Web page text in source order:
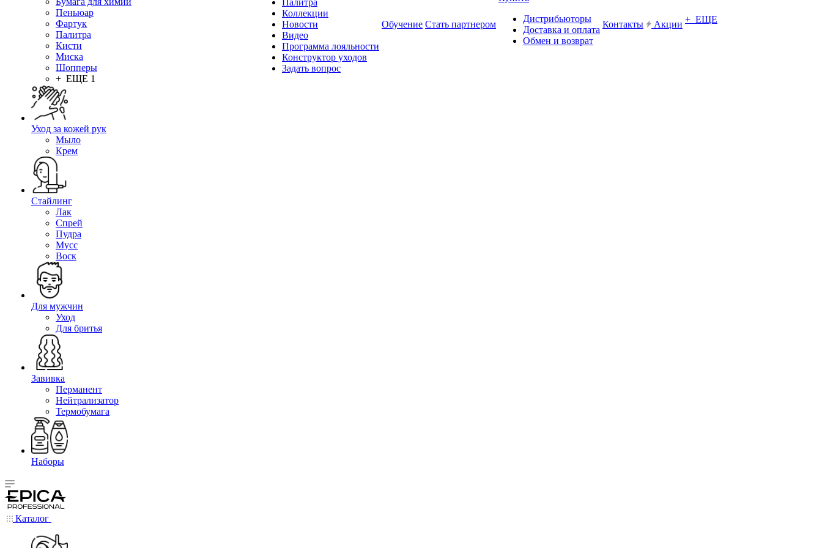
Пеньюар
Фартук
Палитра
Кисти
Миска
Шопперы
+ ЕЩЕ 1
Уход за кожей рук
Мыло
Крем
Стайлинг
Лак
Спрей
Пудра
Мусс
Воск
Для мужчин
Уход
Для бритья
Завивка
Перманент
Нейтрализатор
Термобумага
Наборы
Палитра
Коллекции
Новости
Видео
Программа лояльности
Конструктор уходов
Задать вопрос
Обучение Стать партнером
Дистрибьюторы
Доставка и оплата
Обмен и возврат
Контакты Акции + ЕЩЕ
Каталог